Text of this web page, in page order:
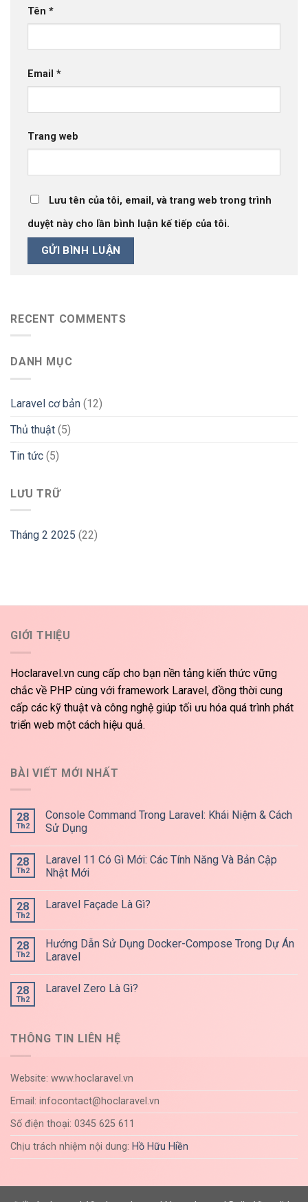
Tên *
Email *
Trang web
Lưu tên của tôi, email, và trang web trong trình
duyệt này cho lần bình luận kế tiếp của tôi.
RECENT COMMENTS
DANH MỤC
Laravel cơ bản (12)
Thủ thuật (5)
Tin tức (5)
LƯU TRỮ
Tháng 2 2025 (22)
GIỚI THIỆU
Hoclaravel.vn cung cấp cho bạn nền tảng kiến thức vững
chắc về PHP cùng với framework Laravel, đồng thời cung
cấp các kỹ thuật và công nghệ giúp tối ưu hóa quá trình phát
triển web một cách hiệu quả.
BÀI VIẾT MỚI NHẤT
28
Th2
Console Command Trong Laravel: Khái Niệm & Cách
Sử Dụng
28
Th2
Laravel 11 Có Gì Mới: Các Tính Năng Và Bản Cập
Nhật Mới
28
Th2
Laravel Façade Là Gì?
28
Th2
Hướng Dẫn Sử Dụng Docker-Compose Trong Dự Án
Laravel
28
Th2
Laravel Zero Là Gì?
THÔNG TIN LIÊN HỆ
Website: www.hoclaravel.vn
Email: infocontact@hoclaravel.vn
Số điện thoại: 0345 625 611
Chịu trách nhiệm nội dung: Hồ Hữu Hiền